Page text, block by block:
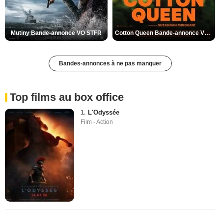
Mutiny Bande-annonce VO STFR Cotton Queen Bande-annonce VO STFR
Bandes-annonces à ne pas manquer
Top films au box office
1. L'Odyssée
Film - Action